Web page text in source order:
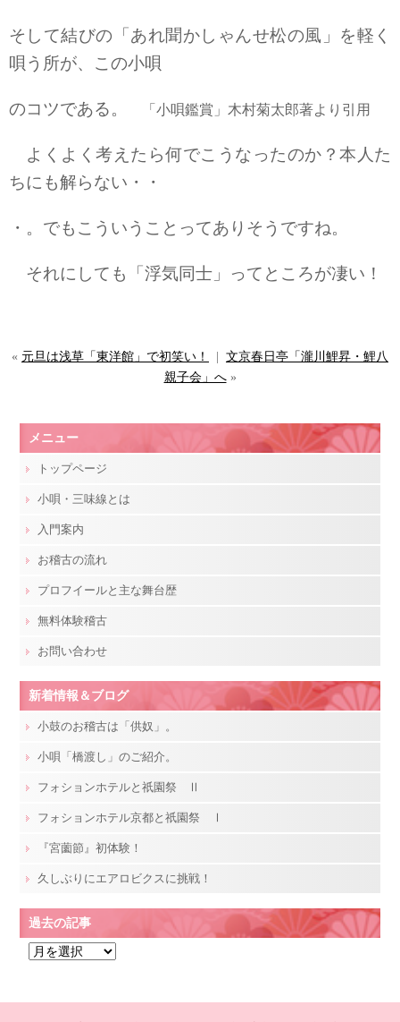
そして結びの「あれ聞かしゃんせ松の風」を軽く
唄う所が、この小唄
のコツである。 「小唄鑑賞」木村菊太郎著より引用
よくよく考えたら何でこうなったのか？本人た
ちにも解らない・・
・。でもこういうことってありそうですね。
それにしても「浮気同士」ってところが凄い！
« 元旦は浅草「東洋館」で初笑い！
文京春日亭「瀧川鯉昇・鯉八
親子会」へ»
メニュー
トップページ
小唄・三味線とは
入門案内
お稽古の流れ
プロフイールと主な舞台歴
無料体験稽古
お問い合わせ
新着情報＆ブログ
小鼓のお稽古は「供奴」。
小唄「橋渡し」のご紹介。
フォションホテルと祇園祭 Ⅱ
フォションホテル京都と祇園祭 Ⅰ
『宮薗節』初体験！
久しぶりにエアロビクスに挑戦！
過去の記事